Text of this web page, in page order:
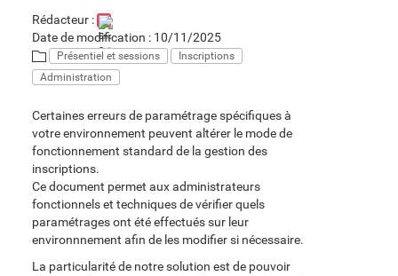
Rédacteur :
Date de modification : 10/11/2025
Présentiel et sessions
Inscriptions
Administration
Certaines erreurs de paramétrage spécifiques à
votre environnement peuvent altérer le mode de
fonctionnement standard de la gestion des
inscriptions.
Ce document permet aux administrateurs
fonctionnels et techniques de vérifier quels
paramétrages ont été effectués sur leur
environnnement afin de les modifier si nécessaire.
La particularité de notre solution est de pouvoir